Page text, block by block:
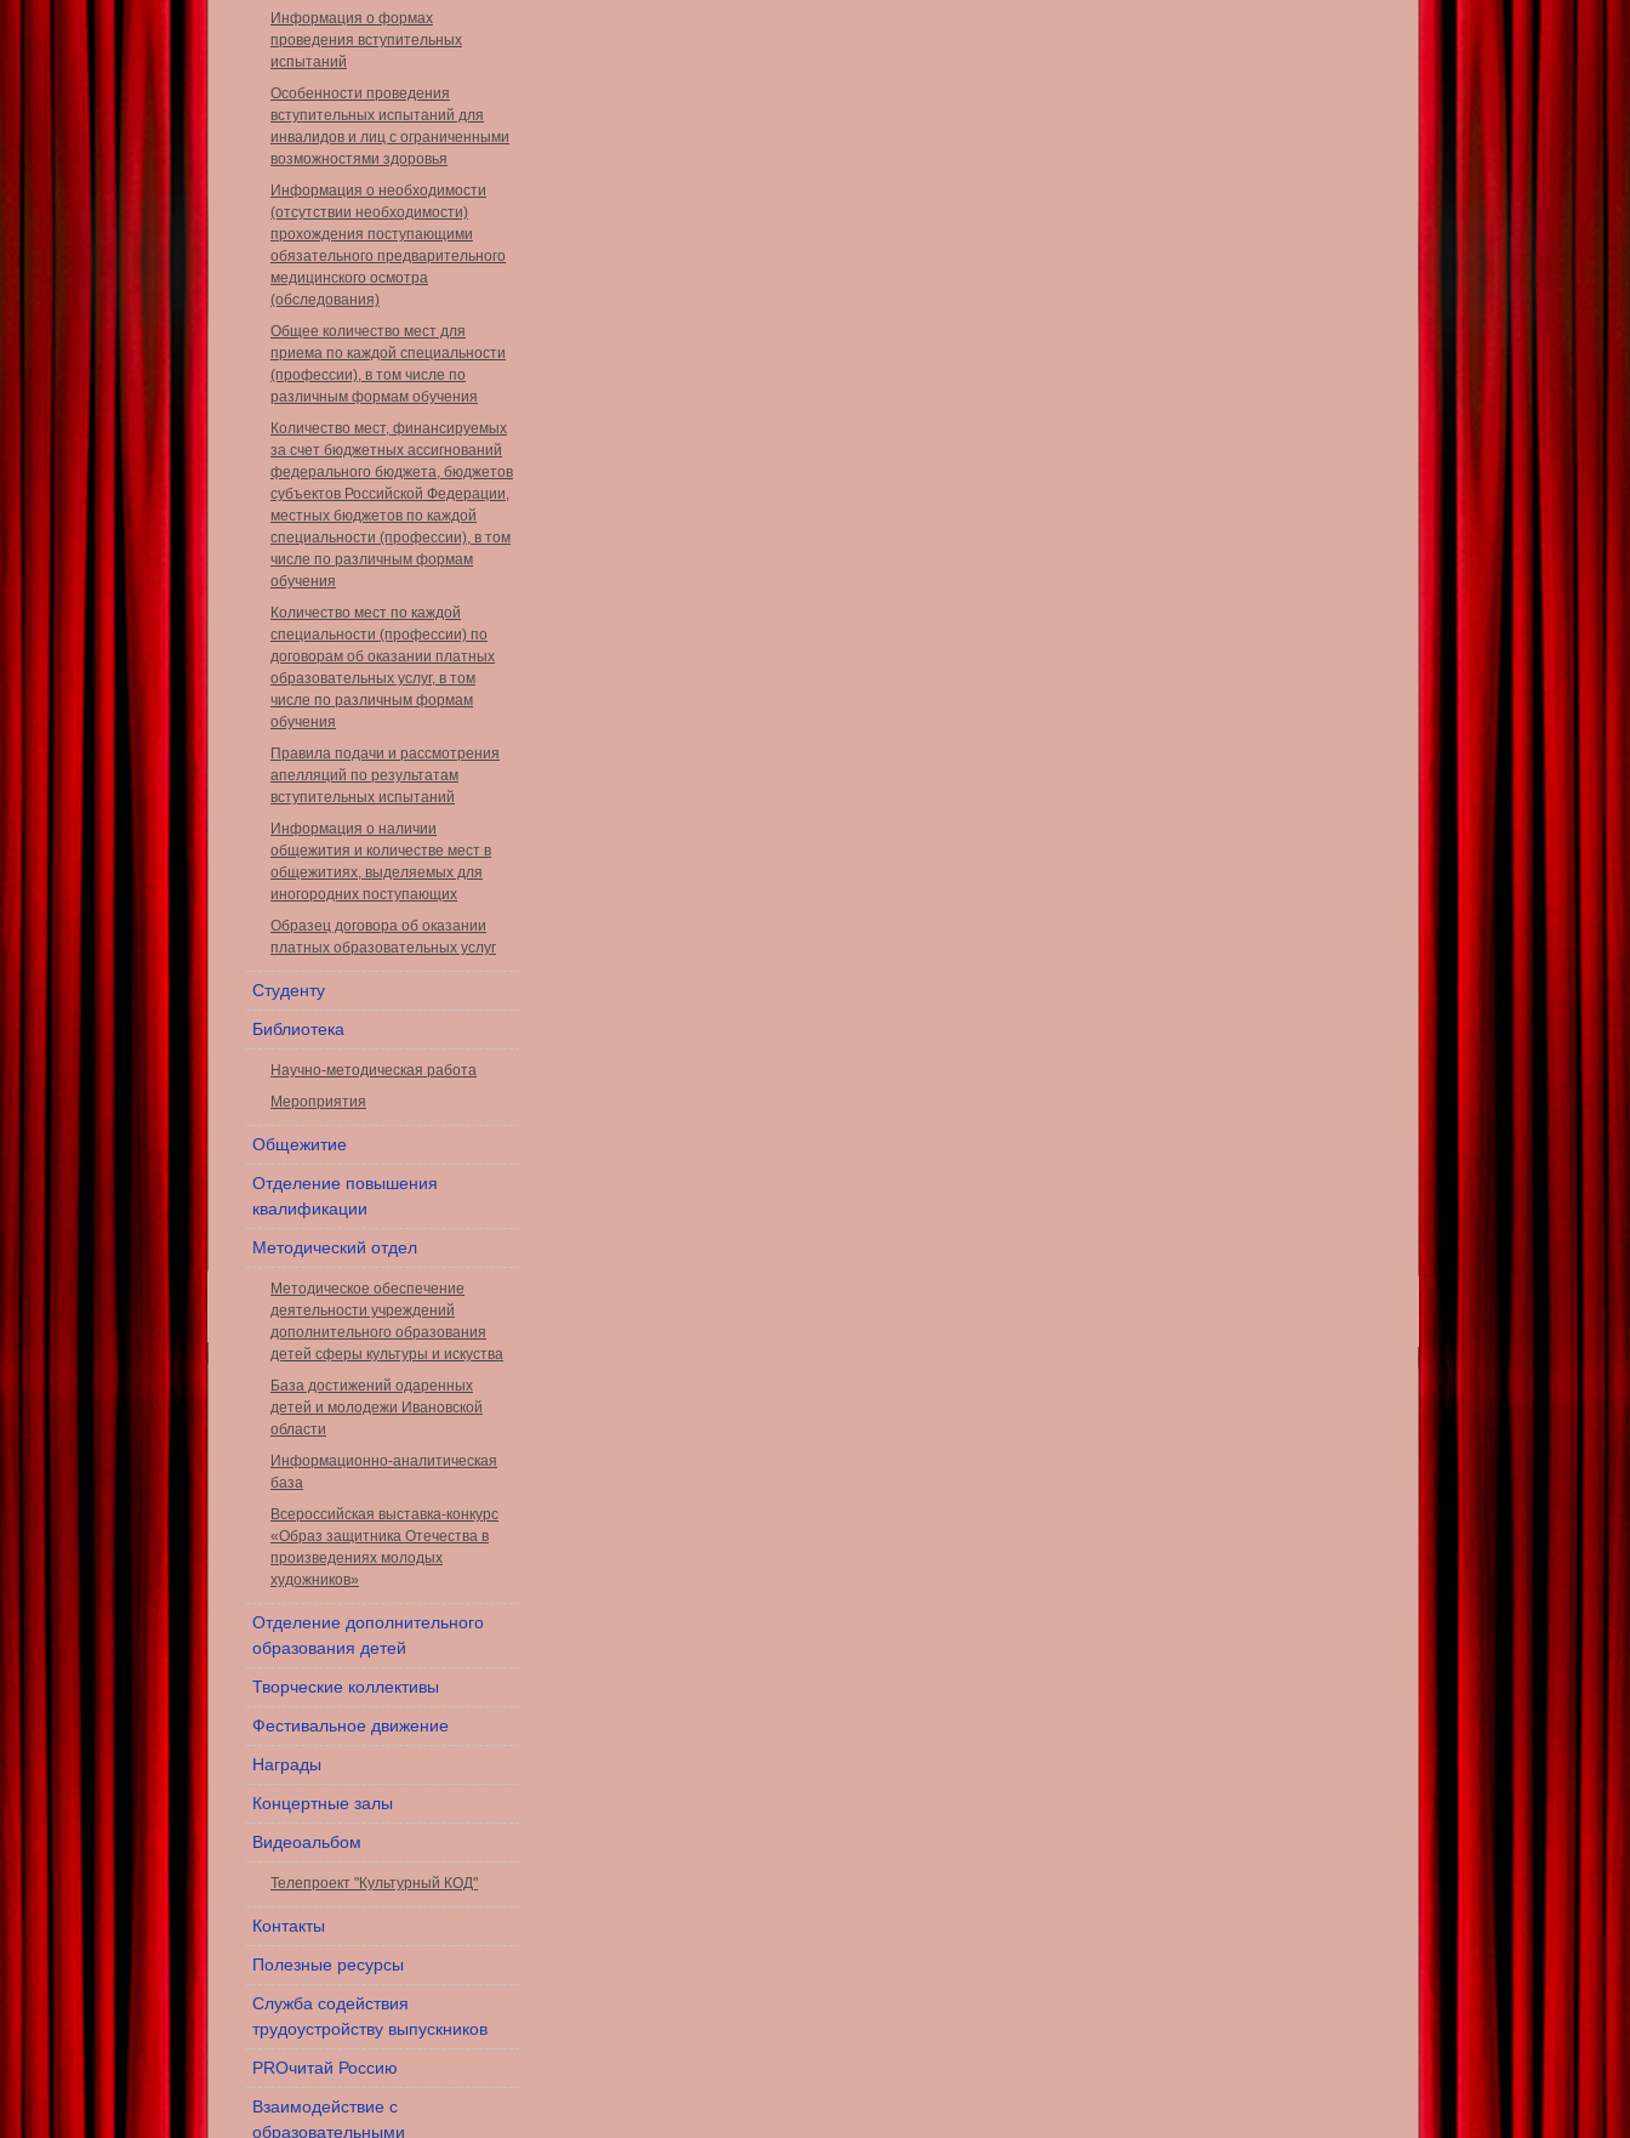
Информация о формах
проведения вступительных
испытаний
Особенности проведения
вступительных испытаний для
инвалидов и лиц с ограниченными
возможностями здоровья
Информация о необходимости
(отсутствии необходимости)
прохождения поступающими
обязательного предварительного
медицинского осмотра
(обследования)
Общее количество мест для
приема по каждой специальности
(профессии), в том числе по
различным формам обучения
Количество мест, финансируемых
за счет бюджетных ассигнований
федерального бюджета, бюджетов
субъектов Российской Федерации,
местных бюджетов по каждой
специальности (профессии), в том
числе по различным формам
обучения
Количество мест по каждой
специальности (профессии) по
договорам об оказании платных
образовательных услуг, в том
числе по различным формам
обучения
Правила подачи и рассмотрения
апелляций по результатам
вступительных испытаний
Информация о наличии
общежития и количестве мест в
общежитиях, выделяемых для
иногородних поступающих
Образец договора об оказании
платных образовательных услуг
Студенту
Библиотека
Научно-методическая работа
Мероприятия
Общежитие
Отделение повышения
квалификации
Методический отдел
Методическое обеспечение
деятельности учреждений
дополнительного образования
детей сферы культуры и искуства
База достижений одаренных
детей и молодежи Ивановской
области
Информационно-аналитическая
база
Всероссийская выставка-конкурс
«Образ защитника Отечества в
произведениях молодых
художников»
Отделение дополнительного
образования детей
Творческие коллективы
Фестивальное движение
Награды
Концертные залы
Видеоальбом
Телепроект "Культурный КОД"
Контакты
Полезные ресурсы
Служба содействия
трудоустройству выпускников
PROчитай Россию
Взаимодействие с
образовательными